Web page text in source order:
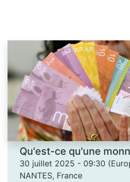
Qu'est-ce qu'une
30 juillet 2025 - 09:30 (
NANTES, France